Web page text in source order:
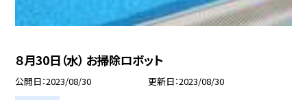
８月30日（水） お掃除ロボット
公開日 2023/08/30 更新日 2023/08/30